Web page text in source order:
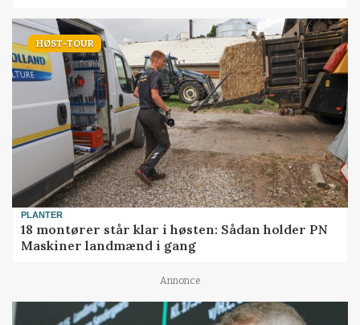
HØST-TOUR
PLANTER
18 montører står klar i høsten: Sådan holder PN
Maskiner landmænd i gang
Annonce